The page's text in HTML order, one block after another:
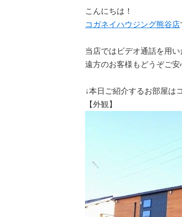
こんにちは！
コガネイハウジング熊谷店
当店ではビデオ通話を用
遠方のお客様もどうぞご安
↓本日ご紹介するお部屋は
【外観】